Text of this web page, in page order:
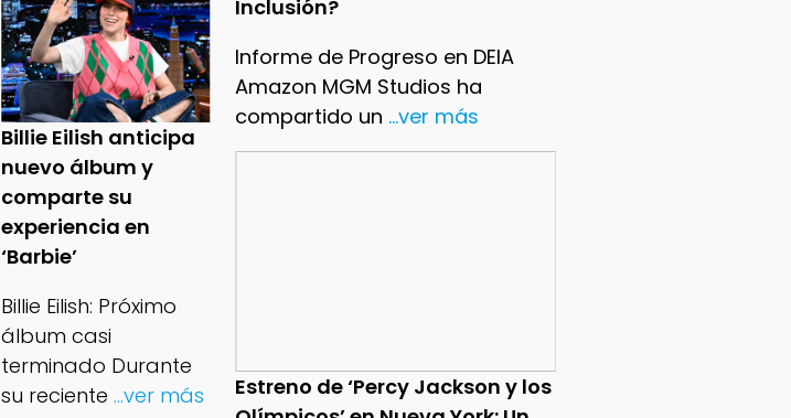
Inclusión?
Informe de Progreso en DEIA
Amazon MGM Studios ha
compartido un ...ver más
Estreno de ‘Percy Jackson y los
Billie Eilish anticipa
nuevo álbum y
comparte su
experiencia en
‘Barbie’
Billie Eilish: Próximo
álbum casi
terminado Durante
su reciente...ver más